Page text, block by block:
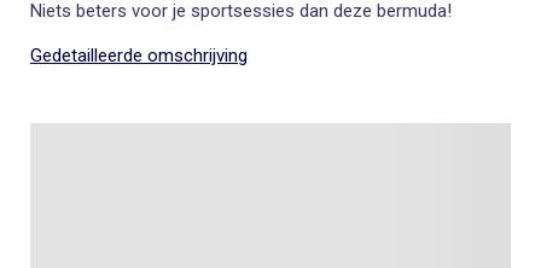
Niets beters voor je sportsessies dan deze bermuda!
Gedetailleerde omschrijving